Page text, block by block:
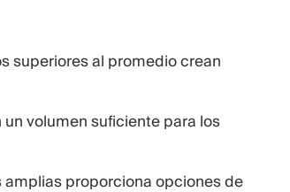
superiores al promedio crean
volumen suficiente para los
proporciona opciones de